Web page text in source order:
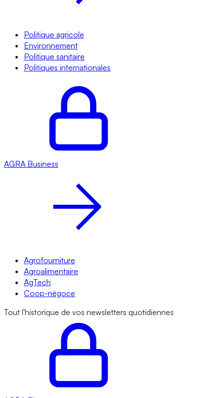
Politique agricole
Environnement
Politique sanitaire
Politiques internationales
AGRA Business
Agrofourniture
Agroalimentaire
AgTech
Coop-négoce
Tout l'historique de vos newsletters quotidiennes